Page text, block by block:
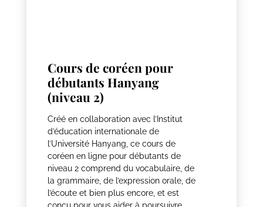
Cours de coréen pour
débutants Hanyang
(niveau 2)
Créé en collaboration avec l’Institut
d’éducation internationale de
l’Université Hanyang, ce cours de
coréen en ligne pour débutants de
niveau 2 comprend du vocabulaire, de
la grammaire, de l’expression orale, de
l’écoute et bien plus encore, et est